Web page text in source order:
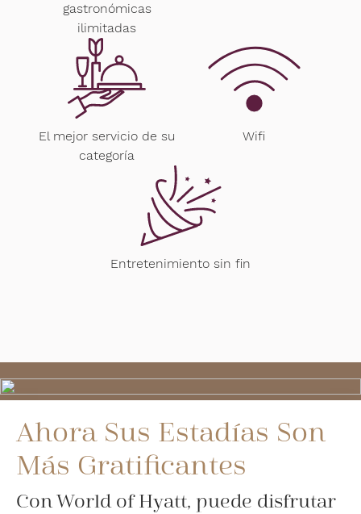
gastronómicas
ilimitadas
El mejor servicio de su
categoría
Wifi
Entretenimiento sin fin
Ahora Sus Estadías Son
Más Gratificantes
Con World of Hyatt, puede disfrutar